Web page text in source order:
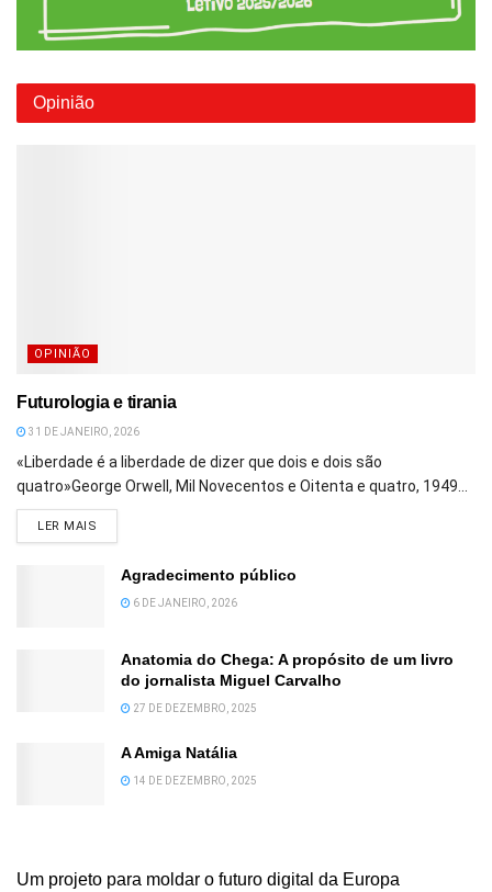
Opinião
OPINIÃO
Futurologia e tirania
31 DE JANEIRO, 2026
«Liberdade é a liberdade de dizer que dois e dois são
quatro»George Orwell, Mil Novecentos e Oitenta e quatro, 1949...
LER MAIS
Agradecimento público
6 DE JANEIRO, 2026
Anatomia do Chega: A propósito de um livro
do jornalista Miguel Carvalho
27 DE DEZEMBRO, 2025
A Amiga Natália
14 DE DEZEMBRO, 2025
Um projeto para moldar o futuro digital da Europa